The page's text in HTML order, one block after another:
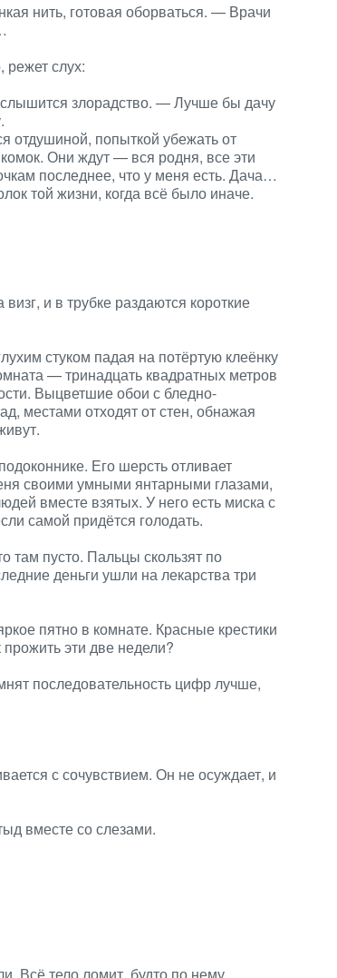
нить, готовая оборваться. — Врачи
слух:
злорадство. — Лучше бы дачу
отдушиной, попыткой убежать от
Они ждут — вся родня, все эти
последнее, что у меня есть. Дача…
той жизни, когда всё было иначе.
и в трубке раздаются короткие
стуком падая на потёртую клеёнку
— тринадцать квадратных метров
Выцветшие обои с бледно-
местами отходят от стен, обнажая
Его шерсть отливает
своими умными янтарными глазами,
вместе взятых. У него есть миска с
самой придётся голодать.
там пусто. Пальцы скользят по
деньги ушли на лекарства три
пятно в комнате. Красные крестики
эти две недели?
последовательность цифр лучше,
с сочувствием. Он не осуждает, и
вместе со слезами.